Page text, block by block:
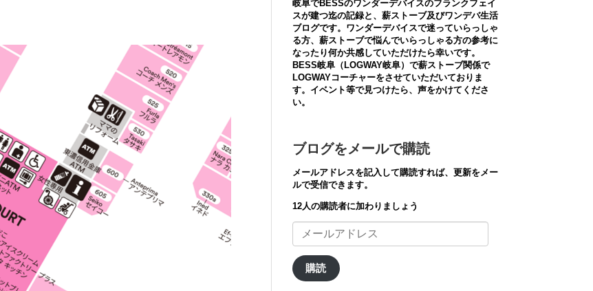
岐阜でBESSのワンダーデバイスのフランクフェイ
スが建つ迄の記録と、薪ストーブ及びワンデバ生活
ブログです。ワンダーデバイスで迷っていらっしゃ
る方、薪ストーブで悩んでいらっしゃる方の参考に
なったり何か共感していただけたら幸いです。
BESS岐阜（LOGWAY岐阜）で薪ストーブ関係で
LOGWAYコーチャーをさせていただいておりま
す。イベント等で見つけたら、声をかけてくださ
い。
ブログをメールで購読
メールアドレスを記入して購読すれば、更新をメー
ルで受信できます。
12人の購読者に加わりましょう
メ
ア
ド
購読